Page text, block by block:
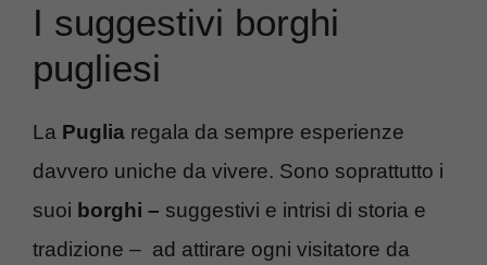
I suggestivi borghi
pugliesi
La Puglia regala da sempre esperienze
davvero uniche da vivere. Sono soprattutto i
suoi borghi – suggestivi e intrisi di storia e
tradizione – ad attirare ogni visitatore da